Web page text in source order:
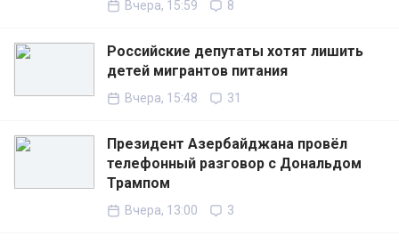
Вчера, 15:59 8
Российские депутаты хотят лишить
детей мигрантов питания
Вчера, 15:48 31
Президент Азербайджана провёл
телефонный разговор с Дональдом
Трампом
Вчера, 13:00 3